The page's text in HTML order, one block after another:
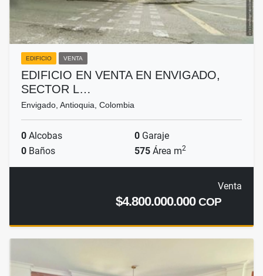
EDIFICIO VENTA
EDIFICIO EN VENTA EN ENVIGADO,
SECTOR L…
Envigado, Antioquia, Colombia
0 Alcobas 0 Garaje
0 Baños 575 Área m2
Venta
$4.800.000.000COP